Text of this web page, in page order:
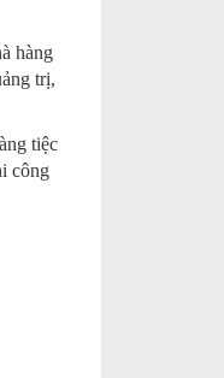
hàng
trị,
tiệc
công